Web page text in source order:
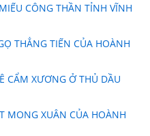
CÔNG THẦN TỈNH VĨNH
THẲNG TIẾN CỦA HOÀNH
CẨM XƯƠNG Ở THỦ DẦU
MONG XUÂN CỦA HOÀNH